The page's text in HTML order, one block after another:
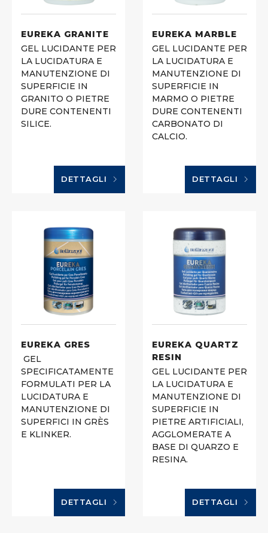
EUREKA GRANITE
GEL LUCIDANTE PER
LA LUCIDATURA E
MANUTENZIONE DI
SUPERFICIE IN
GRANITO O PIETRE
DURE CONTENENTI
SILICE.
DETTAGLI
EUREKA MARBLE
GEL LUCIDANTE PER
LA LUCIDATURA E
MANUTENZIONE DI
SUPERFICIE IN
MARMO O PIETRE
DURE CONTENENTI
CARBONATO DI
CALCIO.
DETTAGLI
EUREKA GRES
GEL
SPECIFICATAMENTE
FORMULATI PER LA
LUCIDATURA E
MANUTENZIONE DI
SUPERFICI IN GRÈS
E KLINKER.
DETTAGLI
EUREKA QUARTZ
RESIN
GEL LUCIDANTE PER
LA LUCIDATURA E
MANUTENZIONE DI
SUPERFICIE IN
PIETRE ARTIFICIALI,
AGGLOMERATE A
BASE DI QUARZO E
RESINA.
DETTAGLI